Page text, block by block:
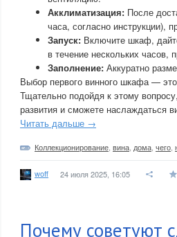
Акклиматизация: После
часа, согласно инструкции),
Запуск: Включите шкаф,
в течение нескольких часов,
Заполнение: Аккуратно
Выбор первого винного шкафа —
Тщательно подойдя к этому
развития и сможете наслаждаться
Читать дальше →
Коллекционирование вина дома чего
woff 24 июля 2025, 16:05
Почему советуют